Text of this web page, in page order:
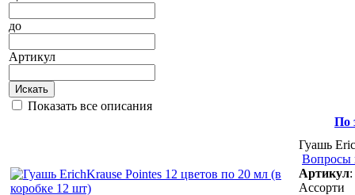
до
Артикул
Искать
Показать все описания
По
Гуашь
Вопросы
Артикул:
Ассорти